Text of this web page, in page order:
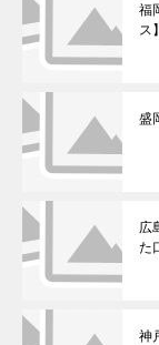
福
ス
盛
広
た
神